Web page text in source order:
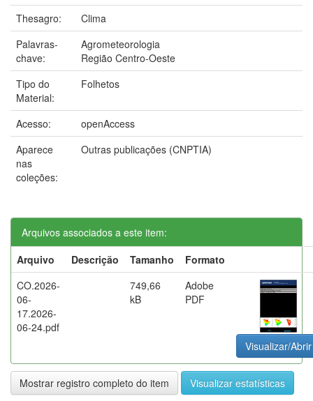
Thesagro:
Clima
Palavras-
chave:
Agrometeorologia
Região Centro-Oeste
Tipo do
Material:
Folhetos
Acesso:
openAccess
Aparece
nas
coleções:
Outras publicações (CNPTIA)
Arquivos associados a este item:
Arquivo
Descrição Tamanho
Formato
CO.2026-
06-
17.2026-
06-24.pdf
749,66
kB
Adobe
PDF
Visualizar/Abrir
Mostrar registro completo do item Visualizar estatísticas